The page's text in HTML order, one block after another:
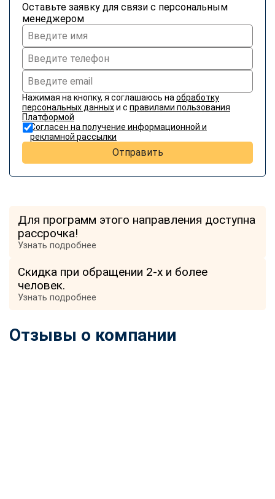
Оставьте заявку для связи с персональным
менеджером
Нажимая на кнопку, я соглашаюсь на обработку
персональных данныхи с правилами пользования
Платформой
Согласен на получение информационной и
рекламной рассылки
Отправить
Для программ этого направления доступна
рассрочка!
Узнать подробнее
Скидка при обращении 2-х и более
человек.
Узнать подробнее
Отзывы о компании